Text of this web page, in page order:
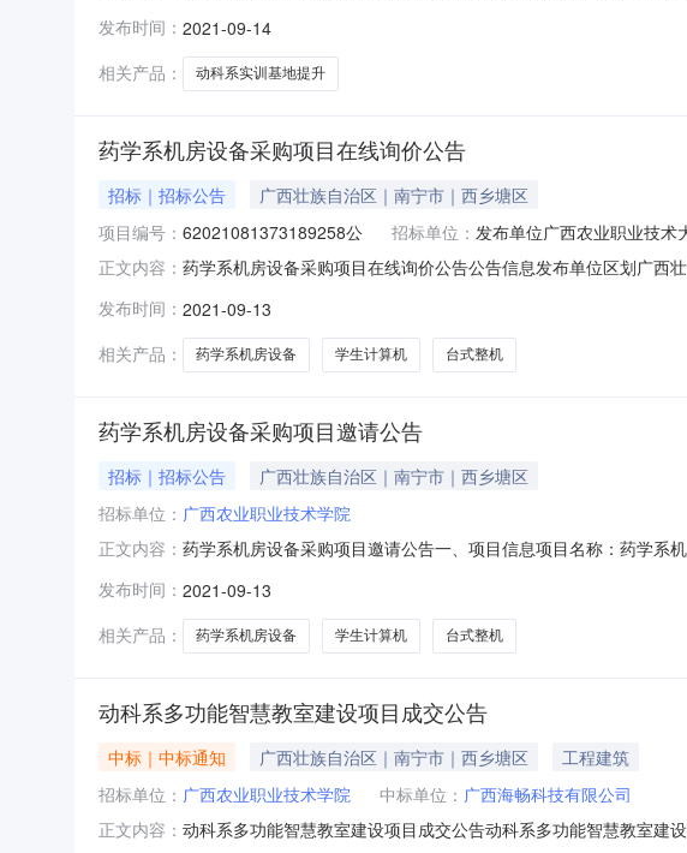
￥82.694000万元（人民币）联系人及联系方式：项目联系人谢思
告正
发布时间： 2021-09-14
相关产品：
动科系实训基地提升
药学系机房设备采购项目在线询价公告
招标｜招标公告
广西壮族自治区｜南宁市｜西乡塘区
项目编号： 62021081373189258公 招标单位： 发布单位广西农业职业技术
正文内容： 药学系机房设备采购项目在线询价公告公告信息发布单位区划广
62021081373189258项目联系人及联系方式：李琪0771-3249432
发布时间： 2021-09-13
相关产品：
药学系机房设备 学生计算机 台式整机
药学系机房设备采购项目邀请公告
招标｜招标公告
广西壮族自治区｜南宁市｜西乡塘区
招标单位： 广西农业职业技术学院
正文内容： 药学系机房设备采购项目邀请公告一、项目信息项目名称：药学
求购买数量控制金额(元)建议品牌学生计算机核心参数要求:(需全部
发布时间： 2021-09-13
相关产品：
药学系机房设备 学生计算机 台式整机
动科系多功能智慧教室建设项目成交公告
中标｜中标通知 广西壮族自治区｜南宁市｜西乡塘区
工程建筑
招标单位： 广西农业职业技术学院 中标单位： 广西海畅科技有限公司
正文内容： 动科系多功能智慧教室建设项目成交公告动科系多功能智慧教室